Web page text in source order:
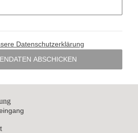
Datenschutzerklärung
ABSCHICKEN